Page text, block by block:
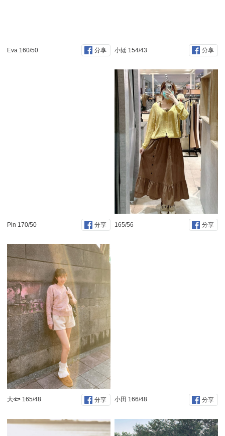
Eva 160/50 分享 小矮 154/43 分享
Pin 170/50 分享 165/56 分享
大🐟 165/48 分享 小田 166/48 分享